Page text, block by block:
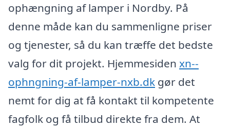
ophængning af lamper i Nordby. På
denne måde kan du sammenligne priser
og tjenester, så du kan træffe det bedste
valg for dit projekt. Hjemmesiden xn--
ophngning-af-lamper-nxb.dk gør det
nemt for dig at få kontakt til kompetente
fagfolk og få tilbud direkte fra dem. At